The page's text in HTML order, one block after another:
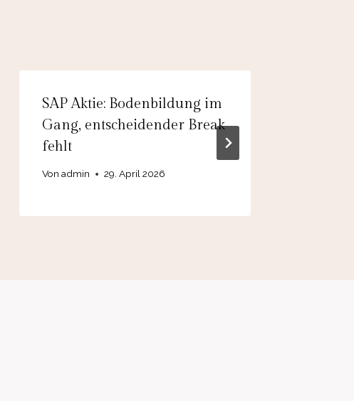
SAP Aktie: Bodenbildung im
Gang, entscheidender Break
fehlt
Von admin 29. April 2026